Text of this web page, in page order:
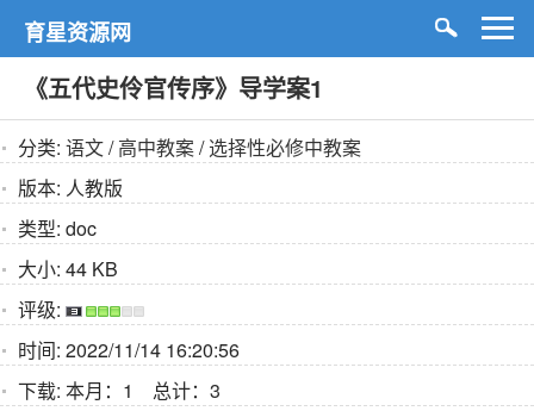
育星资源网
《五代史伶官传序》导学案1
分类: 语文/高中教案/选择性必修中教案
版本: 人教版
类型: doc
大小: 44 KB
评级:
时间: 2022/11/14 16:20:56
下载: 本月：1 总计：3